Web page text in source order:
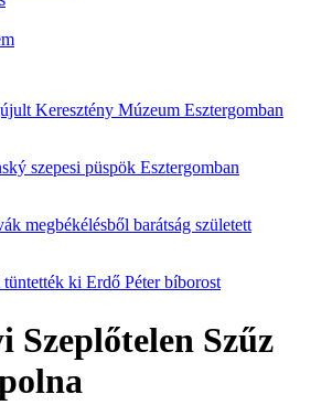
Keresztény Múzeum Esztergomban
szepesi püspök Esztergomban
megbékélésből barátság született
ki Erdő Péter bíborost
Szeplőtelen Szűz